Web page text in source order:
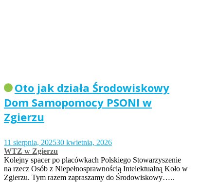
Oto jak działa Środowiskowy
Dom Samopomocy PSONI w
Zgierzu
11 sierpnia, 202530 kwietnia, 2026
WTZ w Zgierzu
Kolejny spacer po placówkach Polskiego Stowarzyszenie
na rzecz Osób z Niepełnosprawnością Intelektualną Koło w
Zgierzu. Tym razem zapraszamy do Środowiskowy…..